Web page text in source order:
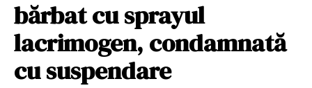
bărbat cu sprayul
lacrimogen, condamnată
cu suspendare